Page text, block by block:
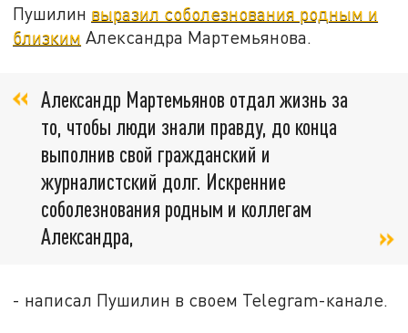
Пушилин выразил соболезнования родным и
близким Александра Мартемьянова.
Александр Мартемьянов отдал жизнь за
то, чтобы люди знали правду, до конца
выполнив свой гражданский и
журналистский долг. Искренние
соболезнования родным и коллегам
Александра,
- написал Пушилин в своем Telegram-канале.